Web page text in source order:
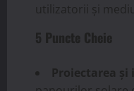
utilizatorii și
5 Puncte Cheie
Proiectarea și